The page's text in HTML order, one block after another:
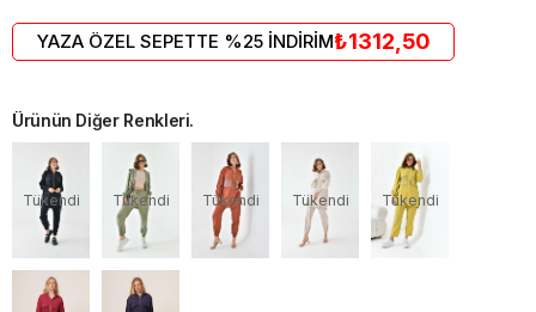
YAZA ÖZEL SEPETTE %25 İNDİRİM₺1312,50
Ürünün Diğer Renkleri.
Tükendi Tükendi Tükendi Tükendi Tükendi